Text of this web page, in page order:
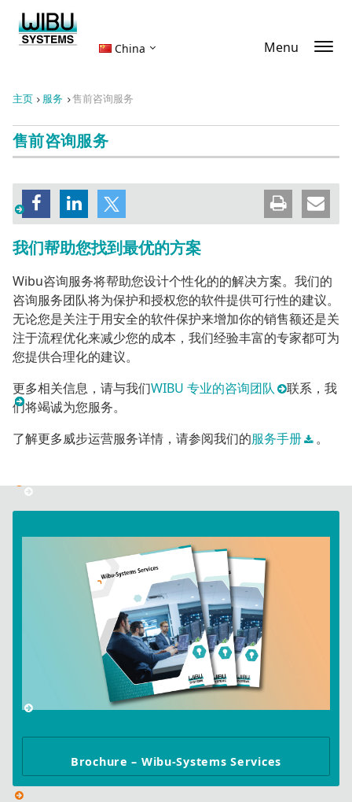
China Menu
主页 服务 售前咨询服务
售前咨询服务
我们帮助您找到最优的方案
Wibu咨询服务将帮助您设计个性化的的解决方案。我们的
咨询服务团队将为保护和授权您的软件提供可行性的建议。
无论您是关注于用安全的软件保护来增加你的销售额还是关
注于流程优化来减少您的成本，我们经验丰富的专家都可为
您提供合理化的建议。
更多相关信息，请与我们WIBU 专业的咨询团队
联系，我
们将竭诚为您服务。
了解更多威步运营服务详情，请参阅我们的服务手册 。
Brochure – Wibu-Systems Services